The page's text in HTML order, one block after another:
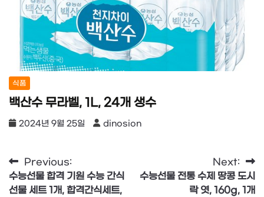
식품
백산수 무라벨, 1L, 24개 생수
2024년 9월 25일 dinosion
글
탐
Previous:
수능선물 합격 기원 수능 간식
선물 세트 1개, 합격간식세트,
Next:
수능선물 전통 수제 땅콩 도시
락 엿, 160g, 1개